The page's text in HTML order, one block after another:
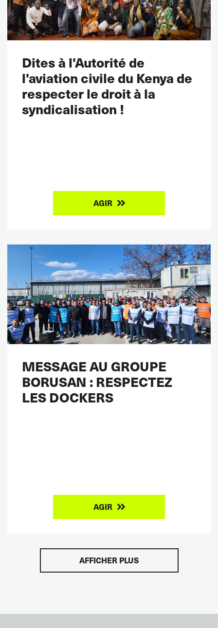
Dites à l'Autorité de
l'aviation civile du Kenya de
respecter le droit à la
syndicalisation !
AGIR
MESSAGE AU GROUPE
BORUSAN : RESPECTEZ
LES DOCKERS
AGIR
AFFICHER PLUS